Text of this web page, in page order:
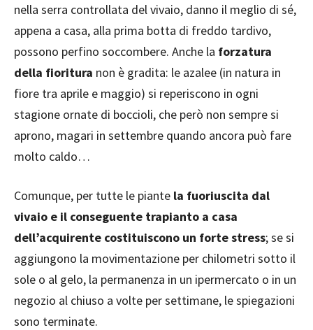
nella serra controllata del vivaio, danno il meglio di sé,
appena a casa, alla prima botta di freddo tardivo,
possono perfino soccombere. Anche la forzatura
della fioritura non è gradita: le azalee (in natura in
fiore tra aprile e maggio) si reperiscono in ogni
stagione ornate di boccioli, che però non sempre si
aprono, magari in settembre quando ancora può fare
molto caldo…
Comunque, per tutte le piante la fuoriuscita dal
vivaio e il conseguente trapianto a casa
dell’acquirente costituiscono un forte stress; se si
aggiungono la movimentazione per chilometri sotto il
sole o al gelo, la permanenza in un ipermercato o in un
negozio al chiuso a volte per settimane, le spiegazioni
sono terminate.